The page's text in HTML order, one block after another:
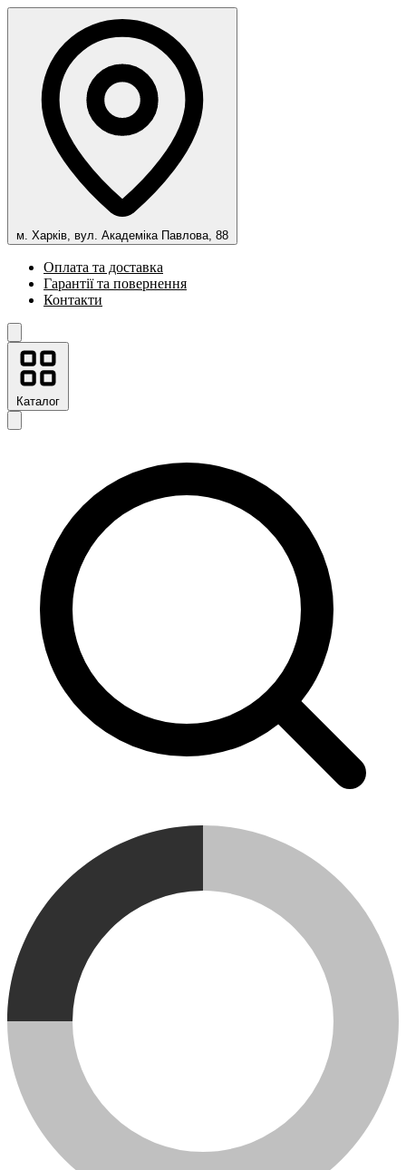
м. Харків, вул. Академіка Павлова, 88
Оплата та доставка
Гарантії та повернення
Контакти
Каталог